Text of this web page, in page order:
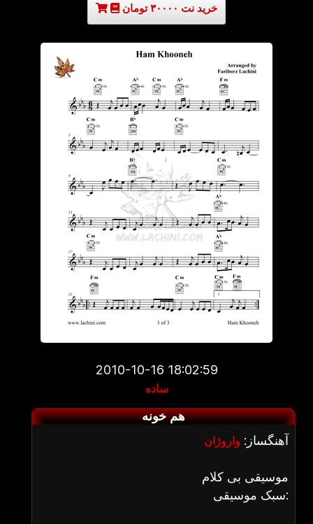
خرید نت ۳۰۰۰۰ تومان
2010-10-16 18:02:59
ساده
هم خونه
آهنگساز: واروژان
موسیقی بی کلام
سبک موسیقی: